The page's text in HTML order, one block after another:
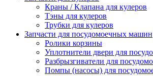
Краны / Клапана для кулеров
Тэны для кулеров
Трубки для кулеров
Запчасти для посудомоечных машин
Ролики корзины
Уплотнители двери для
Разбрызгиватели для
Помпы (насосы) для